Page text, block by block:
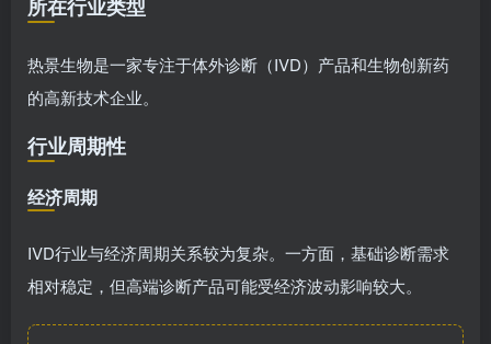
所在行业类型
热景生物是一家专注于体外诊断（IVD）产品和生物创新药
的高新技术企业。
行业周期性
经济周期
IVD行业与经济周期关系较为复杂。一方面，基础诊断需求
相对稳定，但高端诊断产品可能受经济波动影响较大。